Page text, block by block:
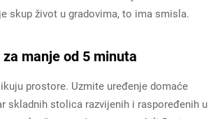
skup život u gradovima, to ima smisla.
manje od 5 minuta
prostore. Uzmite uređenje domaće
skladnih stolica razvijenih i raspoređenih u